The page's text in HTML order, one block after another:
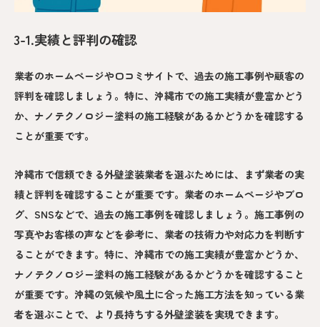
3-1.実績と評判の確認
業者のホームページや口コミサイトで、過去の施工事例や顧客の
評判を確認しましょう。特に、沖縄市での施工実績が豊富かどう
か、ナノテクノロジー塗料の施工経験があるかどうかを確認する
ことが重要です。
沖縄市で信頼できる外壁塗装業者を選ぶためには、まず業者の実
績と評判を確認することが重要です。業者のホームページやブロ
グ、SNSなどで、過去の施工事例を確認しましょう。施工事例の
写真やお客様の声などを参考に、業者の技術力や対応力を判断す
ることができます。特に、沖縄市での施工実績が豊富かどうか、
ナノテクノロジー塗料の施工経験があるかどうかを確認すること
が重要です。沖縄の気候や風土に合った施工方法を知っている業
者を選ぶことで、より長持ちする外壁塗装を実現できます。